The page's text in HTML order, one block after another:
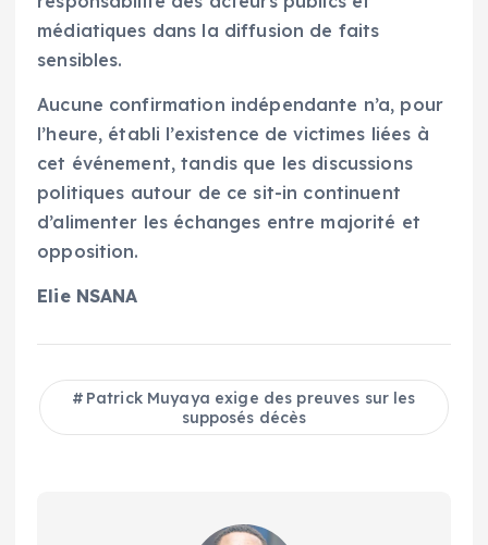
médiatiques dans la diffusion de faits
sensibles.
Aucune confirmation indépendante n’a, pour
l’heure, établi l’existence de victimes liées à
cet événement, tandis que les discussions
politiques autour de ce sit-in continuent
d’alimenter les échanges entre majorité et
opposition.
Elie NSANA
Patrick Muyaya exige des preuves sur les
supposés décès